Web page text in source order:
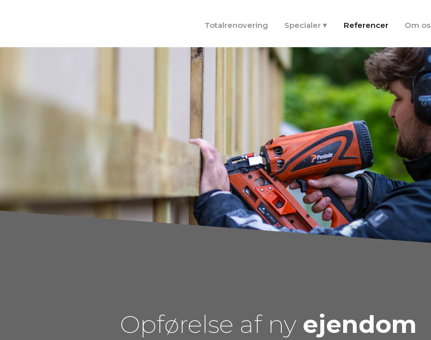
Totalrenovering Specialer ▾ Referencer Om os
Opførelse af ny ejendom